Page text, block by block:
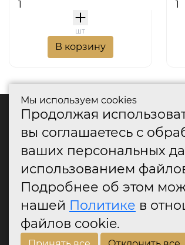
шт
В корзину
Мы используем cookies
Продолжая
вы соглашаетесь с
ваших персональных
использованием
Подробнее об этом
нашей Политике в
файлов cookie.